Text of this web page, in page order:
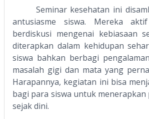
Seminar kesehatan ini
antusiasme siswa. Mereka
berdiskusi mengenai kebiasaan
diterapkan dalam kehidupan
siswa bahkan berbagi
masalah gigi dan mata yang
Harapannya, kegiatan ini bisa
bagi para siswa untuk
sejak dini.